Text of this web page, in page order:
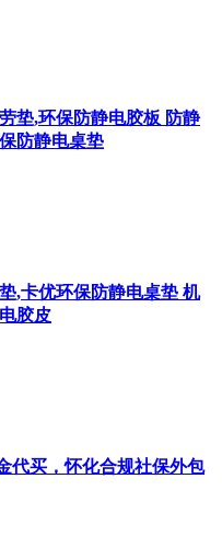
垫,环保防静电胶板 防静
防静电桌垫
,卡优环保防静电桌垫 机
胶皮
代买，怀化合规社保外包